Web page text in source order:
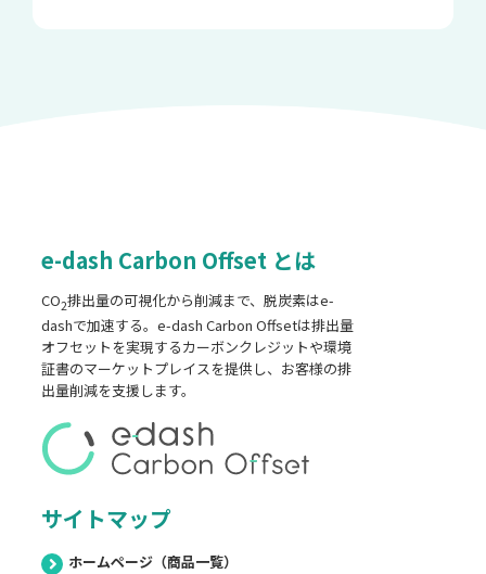
e-dash Carbon Offset とは
CO2排出量の可視化から削減まで、脱炭素はe-
dashで加速する。e-dash Carbon Offsetは排出量
オフセットを実現するカーボンクレジットや環境
証書のマーケットプレイスを提供し、お客様の排
出量削減を支援します。
サイトマップ
ホームページ（商品一覧）